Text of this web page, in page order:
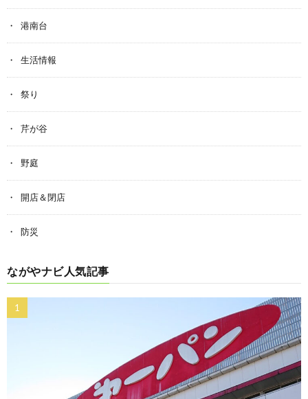
港南台
生活情報
祭り
芹が谷
野庭
開店＆閉店
防災
ながやナビ人気記事